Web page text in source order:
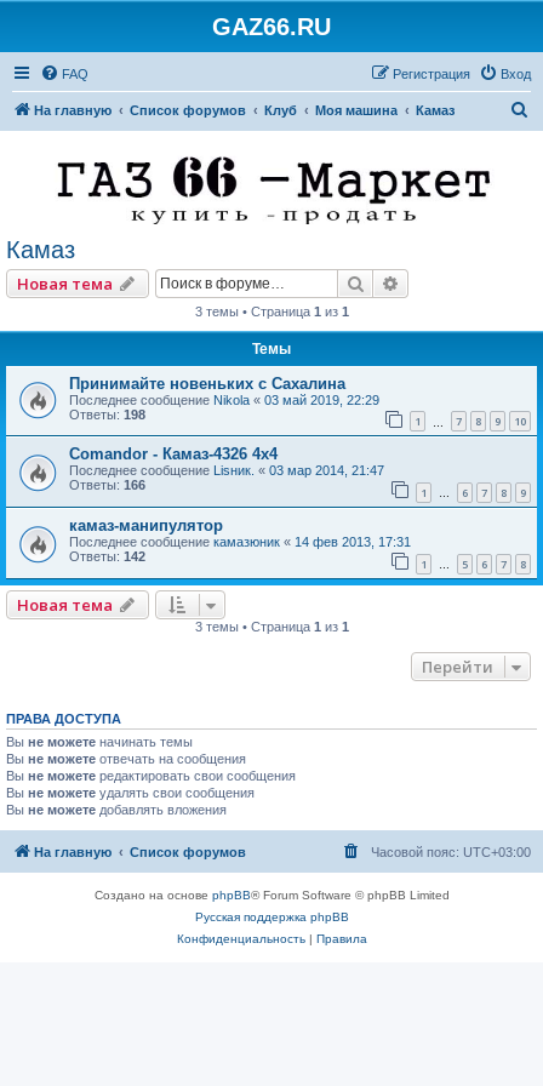
GAZ66.RU
FAQ Вход
Регистрация
На главную Список форумов Клуб Моя машина Камаз
Камаз
Новая тема Поиск
3 темы • Страница 1 из 1
Темы
Принимайте новеньких с Сахалина
Последнее сообщение Nikola « 03 май 2019, 22:29
Ответы: 198 1 7 8 9 10
Comandor - Камаз-4326 4х4
Последнее сообщение Lisник. « 03 мар 2014, 21:47
Ответы: 166 1 … 6 7 8 9
камаз-манипулятор
Последнее сообщение камазюник « 14 фев 2013, 17:31
Ответы: 142 1 … 5 6 7 8
Новая тема
3 темы • Страница 1 из 1
Перейти
ПРАВА ДОСТУПА
Вы не можете начинать темы
Вы не можете отвечать на сообщения
Вы не можете редактировать свои сообщения
Вы не можете удалять свои сообщения
Вы не можете добавлять вложения
На главную Список форумов Часовой пояс: UTC+03:00
Создано на основе phpBB® Forum Software © phpBB Limited
Русская поддержка phpBB
Конфиденциальность| Правила